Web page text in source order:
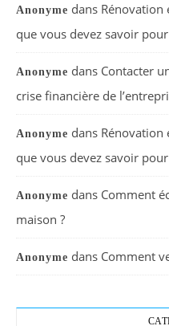
Anonyme dans Rénovation
que vous devez savoir
Anonyme dans Contacter
crise financière de
Anonyme dans Rénovation
que vous devez savoir
Anonyme dans Comment
maison ?
Anonyme dans Comment